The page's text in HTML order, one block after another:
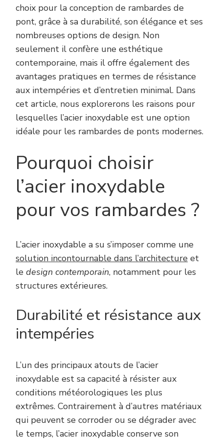
choix pour la conception de rambardes de
pont, grâce à sa durabilité, son élégance et ses
nombreuses options de design. Non
seulement il confère une esthétique
contemporaine, mais il offre également des
avantages pratiques en termes de résistance
aux intempéries et d’entretien minimal. Dans
cet article, nous explorerons les raisons pour
lesquelles l’acier inoxydable est une option
idéale pour les rambardes de ponts modernes.
Pourquoi choisir
l’acier inoxydable
pour vos rambardes ?
L’acier inoxydable a su s’imposer comme une
solution incontournable dans l’architecture et
le design contemporain, notamment pour les
structures extérieures.
Durabilité et résistance aux
intempéries
L’un des principaux atouts de l’acier
inoxydable est sa capacité à résister aux
conditions météorologiques les plus
extrêmes. Contrairement à d’autres matériaux
qui peuvent se corroder ou se dégrader avec
le temps, l’acier inoxydable conserve son